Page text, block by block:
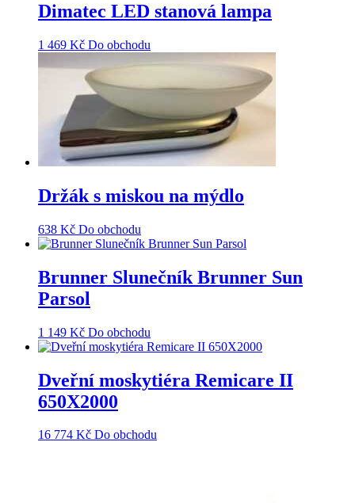
Dimatec LED stanová lampa
1 469 Kč Do obchodu
Držák s miskou na mýdlo
638 Kč Do obchodu
Brunner Slunečník Brunner Sun
Parsol
1 149 Kč Do obchodu
Dveřní moskytiéra Remicare II
650X2000
16 774 Kč Do obchodu